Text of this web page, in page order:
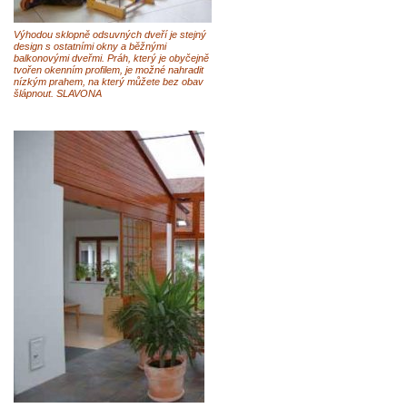
Výhodou sklopně odsuvných dveří je stejný
design s ostatními okny a běžnými
balkonovými dveřmi. Práh, který je obyčejně
tvořen okenním profilem, je možné nahradit
nízkým prahem, na který můžete bez obav
šlápnout. SLAVONA